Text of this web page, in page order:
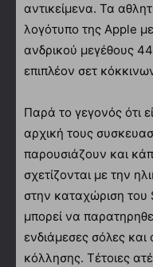
αντικείμενα. Τα
λογότυπο της Apple
ανδρικού μεγέθους
επιπλέον σετ
Παρά το γεγονός ότι
αρχική τους
παρουσιάζουν και
σχετίζονται με την
στην καταχώριση του
μπορεί να
ενδιάμεσες σόλες και
κόλλησης. Τέτοιες